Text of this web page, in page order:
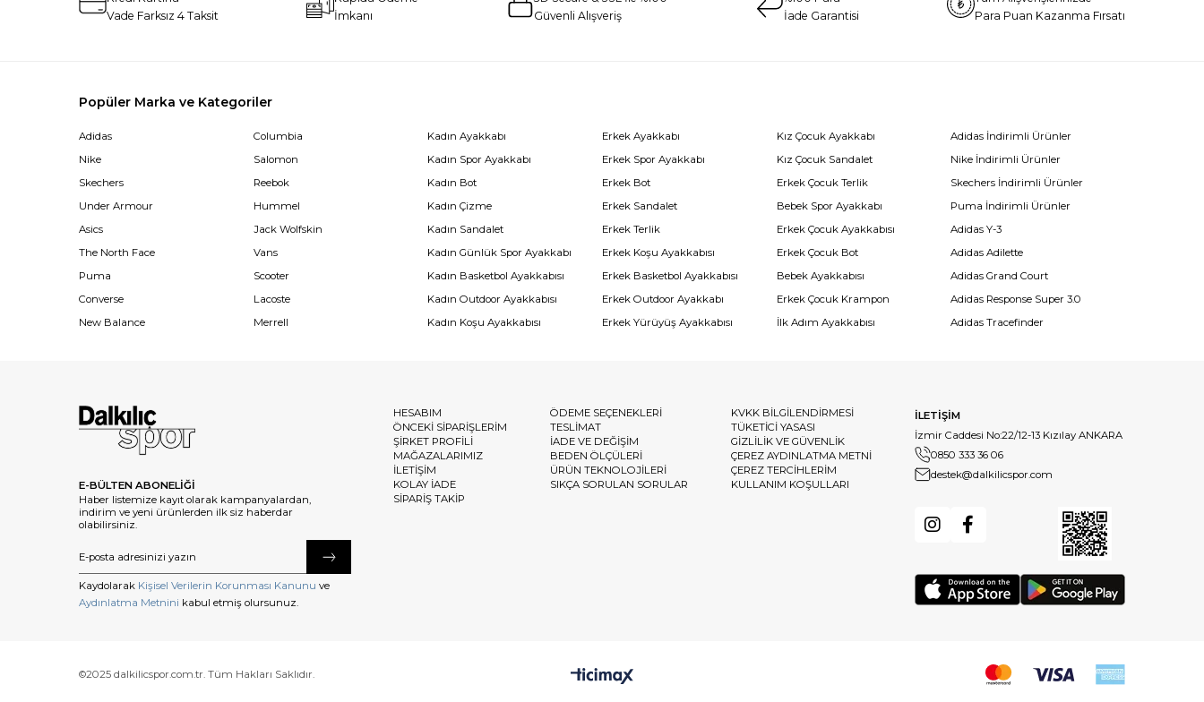
Vade Farksız 4 Taksit
İmkanı
Güvenli Alışveriş
İade Garantisi
Para Puan Kazanma Fırsatı
Popüler Marka ve Kategoriler
Adidas
Nike
Skechers
Under Armour
Asics
The North Face
Puma
Converse
New Balance
Columbia
Salomon
Reebok
Hummel
Jack Wolfskin
Vans
Scooter
Lacoste
Merrell
Kadın Ayakkabı
Kadın Spor Ayakkabı
Kadın Bot
Kadın Çizme
Kadın Sandalet
Kadın Günlük Spor Ayakkabı
Kadın Basketbol Ayakkabısı
Kadın Outdoor Ayakkabısı
Kadın Koşu Ayakkabısı
Erkek Ayakkabı
Erkek Spor Ayakkabı
Erkek Bot
Erkek Sandalet
Erkek Terlik
Erkek Koşu Ayakkabısı
Erkek Basketbol Ayakkabısı
Erkek Outdoor Ayakkabı
Erkek Yürüyüş Ayakkabısı
Kız Çocuk Ayakkabı
Kız Çocuk Sandalet
Erkek Çocuk Terlik
Bebek Spor Ayakkabı
Erkek Çocuk Ayakkabısı
Erkek Çocuk Bot
Bebek Ayakkabısı
Erkek Çocuk Krampon
İlk Adım Ayakkabısı
Adidas İndirimli Ürünler
Nike İndirimli Ürünler
Skechers İndirimli Ürünler
Puma İndirimli Ürünler
Adidas Y-3
Adidas Adilette
Adidas Grand Court
Adidas Response Super 3.0
Adidas Tracefinder
E-BÜLTEN ABONELİĞİ
Haber listemize kayıt olarak kampanyalardan,
indirim ve yeni ürünlerden ilk siz haberdar
olabilirsiniz.
Kaydolarak Kişisel Verilerin Korunması Kanunu ve
Aydınlatma Metnini kabul etmiş olursunuz.
HESABIM
ÖNCEKİ SİPARİŞLERİM
ŞİRKET PROFİLİ
MAĞAZALARIMIZ
İLETİŞİM
KOLAY İADE
SİPARİŞ TAKİP
ÖDEME SEÇENEKLERİ
TESLİMAT
İADE VE DEĞİŞİM
BEDEN ÖLÇÜLERİ
ÜRÜN TEKNOLOJİLERİ
SIKÇA SORULAN SORULAR
KVKK BİLGİLENDİRMESİ
TÜKETİCİ YASASI
GİZLİLİK VE GÜVENLİK
ÇEREZ AYDINLATMA METNİ
ÇEREZ TERCİHLERİM
KULLANIM KOŞULLARI
İLETİŞİM
İzmir Caddesi No:22/12-13 Kızılay ANKARA
0850 333 36 06
destek@dalkilicspor.com
©2025 dalkilicspor.com.tr. Tüm Hakları Saklıdır.